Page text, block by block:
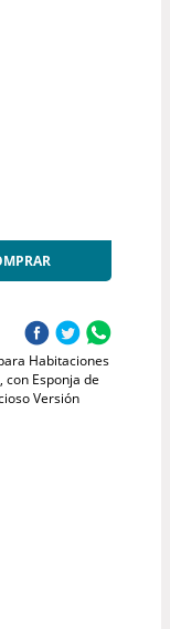
Habitaciones
con Esponja de
Versión